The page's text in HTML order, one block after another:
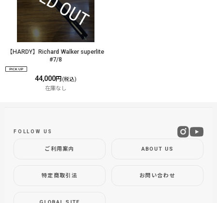
【HARDY】Richard Walker superlite
#7/8
44,000円 (税込)
在庫なし
ご利用案内 ABOUT US
特定商取引法 お問い合わせ
FOLLOW US